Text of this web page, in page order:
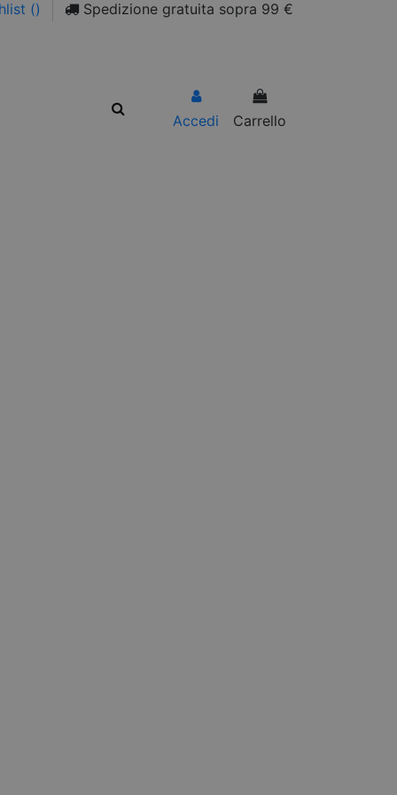
() Spedizione gratuita sopra 99 €
Accedi Carrello